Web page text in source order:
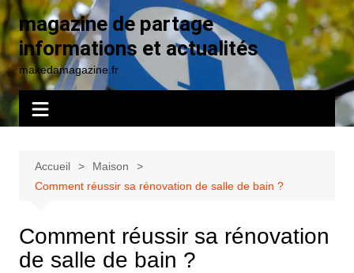
Aller
au
contenu
magazine de partage
informations et actualités
makedamagazine.fr
Accueil
Maison
Comment réussir sa rénovation de salle de bain ?
Comment réussir sa rénovation
de salle de bain ?